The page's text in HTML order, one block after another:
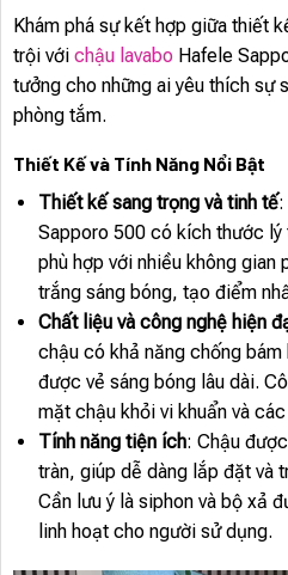
Khám phá sự kết hợp giữa thiết
trội với chậu lavabo Hafele
tưởng cho những ai yêu thích sự
phòng tắm.
Thiết Kế và Tính Năng Nổi Bật
Thiết kế sang trọng và tinh tế:
Sapporo 500 có kích thước
phù hợp với nhiều không gian
trắng sáng bóng, tạo điểm
Chất liệu và công nghệ hiện
chậu có khả năng chống
được vẻ sáng bóng lâu dài.
mặt chậu khỏi vi khuẩn và
Tính năng tiện ích: Chậu
tràn, giúp dễ dàng lắp đặt và
Cần lưu ý là siphon và bộ xả
linh hoạt cho người sử dụng.